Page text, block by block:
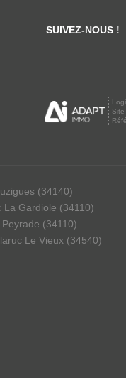
SUIVEZ-NOUS !
(34140)
La Gardiole (34110)
Peyrade (34110)
Le Vieux (34540)